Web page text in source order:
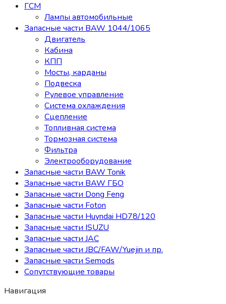
ГСМ
Лампы автомобильные
Запасные части BAW 1044/1065
Двигатель
Кабина
КПП
Мосты, карданы
Подвеска
Рулевое управление
Система охлаждения
Сцепление
Топливная система
Тормозная система
Фильтра
Электрооборудование
Запасные части BAW Tonik
Запасные части BAW ГБО
Запасные части Dong Feng
Запасные части Foton
Запасные части Huyndai HD78/120
Запасные части ISUZU
Запасные части JAC
Запасные части JBC/FAW/Yuejin и пр.
Запасные части Semods
Сопутствующие товары
Навигация